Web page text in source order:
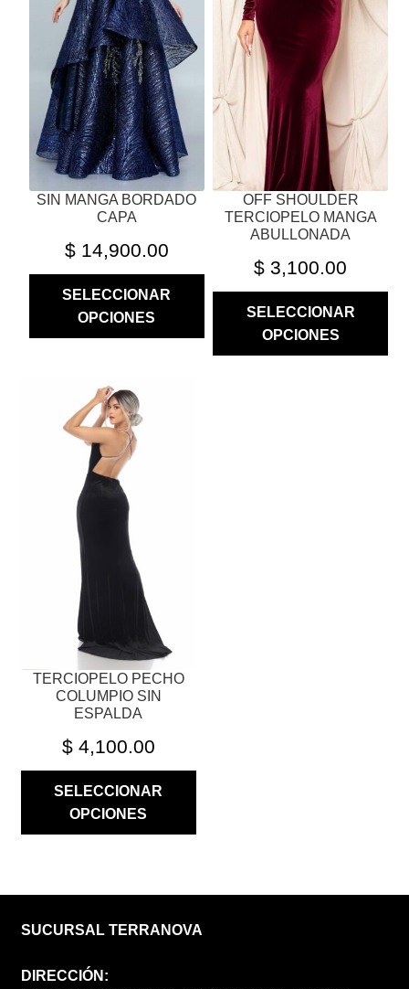
SIN MANGA BORDADO
CAPA
$14,900.00
SELECCIONAR
OPCIONES
LAS
OPCIONES
PUEDEN
ELEGIR
EN
LA
PÁGINA
DE
OFF SHOULDER
TERCIOPELO MANGA
ABULLONADA
$ 3,100.00
SELECCIONAR
OPCIONES
LAS
OPCIONES
SE
PUEDEN
ELEGIR
EN
LA
PÁGINA
PRODUCTO
TERCIOPELO PECHO
COLUMPIO SIN
ESPALDA
$4,100.00
SELECCIONAR
OPCIONES
PRODUCTO
TIENE
MÚLTIPLES
VARIANTES.
OPCIONES
PUEDEN
DE
PRODUCTO
SUCURSAL TERRANOVA
DIRECCIÓN: